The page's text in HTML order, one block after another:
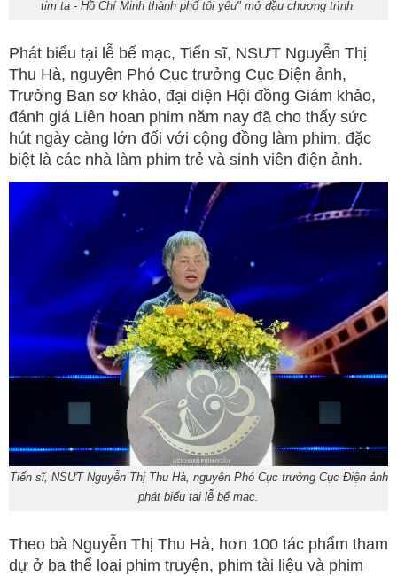
tim ta - Hồ Chí Minh thành phố tôi yêu" mở đầu chương trình.
Phát biểu tại lễ bế mạc, Tiến sĩ, NSƯT Nguyễn Thị
Thu Hà, nguyên Phó Cục trưởng Cục Điện ảnh,
Trưởng Ban sơ khảo, đại diện Hội đồng Giám khảo,
đánh giá Liên hoan phim năm nay đã cho thấy sức
hút ngày càng lớn đối với cộng đồng làm phim, đặc
biệt là các nhà làm phim trẻ và sinh viên điện ảnh.
Tiến sĩ, NSƯT Nguyễn Thị Thu Hà, nguyên Phó Cục trưởng Cục Điện ảnh
phát biểu tại lễ bế mạc.
Theo bà Nguyễn Thị Thu Hà, hơn 100 tác phẩm tham
dự ở ba thể loại phim truyện, phim tài liệu và phim